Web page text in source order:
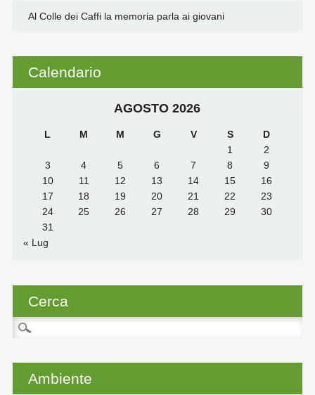
Al Colle dei Caffi la memoria parla ai giovani
Calendario
AGOSTO 2026
L M M G V S
D
1
2
3
4 5 6 7 8
9
10
11 12 13 14 15
16
17
18 19 20 21 22
23
24
25 26 27 28 29
30
31
« Lug
Cerca
Ricerca
per:
Ambiente